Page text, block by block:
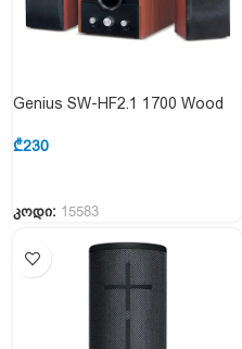
Genius SW-HF2.1 1700 Wood
₾230
კოდი: 15583